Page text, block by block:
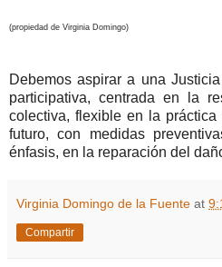
(propiedad de Virginia Domingo)
Debemos aspirar a una
participativa, centrada en la
colectiva, flexible en la
futuro, con medidas
énfasis, en la reparación del
Virginia Domingo de la Fuente at
Compartir